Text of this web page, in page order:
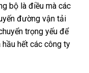
bộ là điều mà các
đường vận tải
trọng yếu để
hết các công ty